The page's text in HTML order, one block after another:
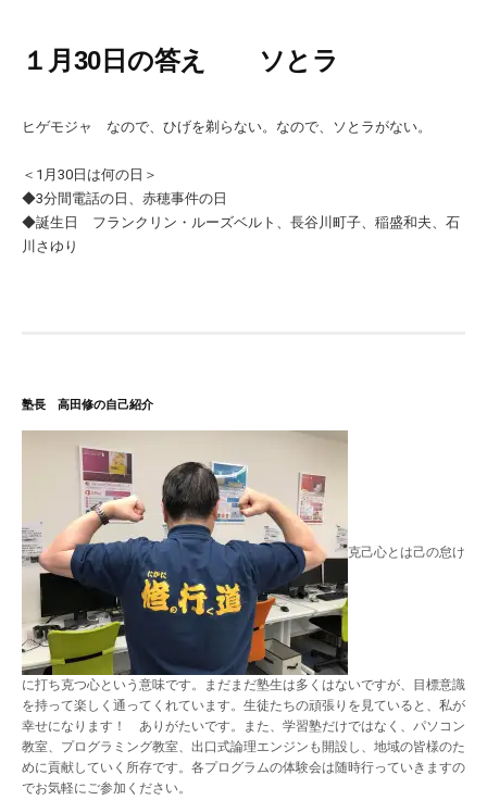
１月30日の答え ソとラ
ヒゲモジャ なので、ひげを剃らない。なので、ソとラがない。
＜1月30日は何の日＞
◆3分間電話の日、赤穂事件の日
◆誕生日 フランクリン・ルーズベルト、長谷川町子、稲盛和夫、石
川さゆり
塾長 高田修の自己紹介
克己心とは己の怠け
に打ち克つ心という意味です。まだまだ塾生は多くはないですが、目標意識
を持って楽しく通ってくれています。生徒たちの頑張りを見ていると、私が
幸せになります！ ありがたいです。また、学習塾だけではなく、パソコン
教室、プログラミング教室、出口式論理エンジンも開設し、地域の皆様のた
めに貢献していく所存です。各プログラムの体験会は随時行っていきますの
でお気軽にご参加ください。